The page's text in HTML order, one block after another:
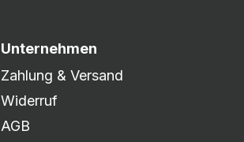
Unternehmen
Zahlung & Versand
Widerruf
AGB